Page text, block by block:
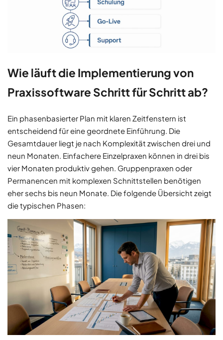
Wie läuft die Implementierung von
Praxissoftware Schritt für Schritt ab?
Ein phasenbasierter Plan mit klaren Zeitfenstern ist
entscheidend für eine geordnete Einführung. Die
Gesamtdauer liegt je nach Komplexität zwischen drei und
neun Monaten. Einfachere Einzelpraxen können in drei bis
vier Monaten produktiv gehen. Gruppenpraxen oder
Permanencen mit komplexen Schnittstellen benötigen
eher sechs bis neun Monate. Die folgende Übersicht zeigt
die typischen Phasen: